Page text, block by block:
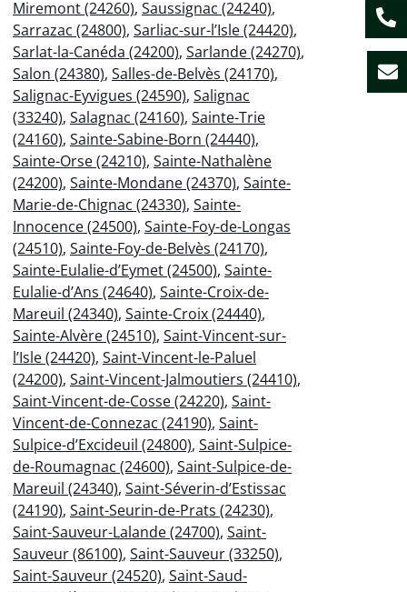
Miremont (24260), Saussignac (24240),
Sarrazac (24800), Sarliac-sur-l’Isle (24420),
Sarlat-la-Canéda (24200), Sarlande (24270),
Salon (24380), Salles-de-Belvès (24170),
Salignac-Eyvigues (24590), Salignac
(33240), Salagnac (24160), Sainte-Trie
(24160), Sainte-Sabine-Born (24440),
Sainte-Orse (24210), Sainte-Nathalène
(24200), Sainte-Mondane (24370), Sainte-
Marie-de-Chignac (24330), Sainte-
Innocence (24500), Sainte-Foy-de-Longas
(24510), Sainte-Foy-de-Belvès (24170),
Sainte-Eulalie-d’Eymet (24500), Sainte-
Eulalie-d’Ans (24640), Sainte-Croix-de-
Mareuil (24340), Sainte-Croix (24440),
Sainte-Alvère (24510), Saint-Vincent-sur-
l’Isle (24420), Saint-Vincent-le-Paluel
(24200), Saint-Vincent-Jalmoutiers (24410),
Saint-Vincent-de-Cosse (24220), Saint-
Vincent-de-Connezac (24190), Saint-
Sulpice-d’Excideuil (24800), Saint-Sulpice-
de-Roumagnac (24600), Saint-Sulpice-de-
Mareuil (24340), Saint-Séverin-d’Estissac
(24190), Saint-Seurin-de-Prats (24230),
Saint-Sauveur-Lalande (24700), Saint-
Sauveur (86100), Saint-Sauveur (33250),
Saint-Sauveur (24520), Saint-Saud-